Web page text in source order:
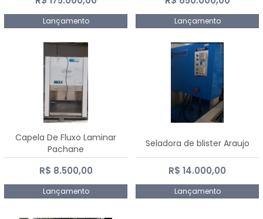
Lançamento Lançamento
Capela De Fluxo Laminar
Pachane
R$ 8.500,00
Lançamento
Seladora de blister Araujo
R$ 14.000,00
Lançamento